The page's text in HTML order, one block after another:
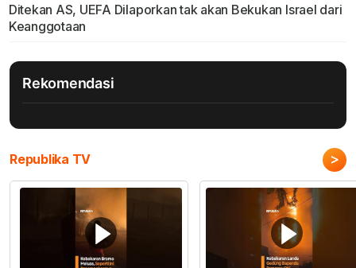
Ditekan AS, UEFA Dilaporkan tak akan Bekukan Israel dari
Keanggotaan
Rekomendasi
Republika TV >